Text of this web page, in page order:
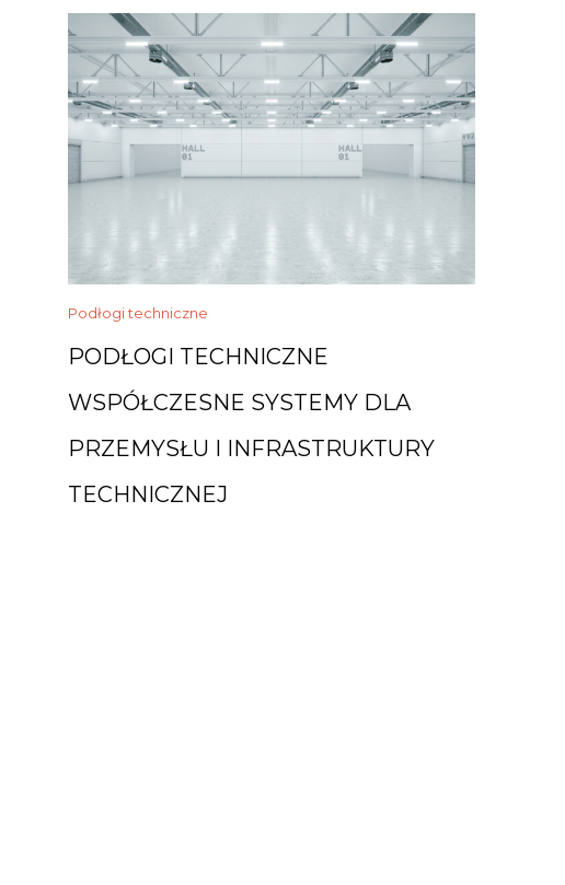
Podłogi techniczne
PODŁOGI TECHNICZNE
WSPÓŁCZESNE SYSTEMY DLA
PRZEMYSŁU I INFRASTRUKTURY
TECHNICZNEJ